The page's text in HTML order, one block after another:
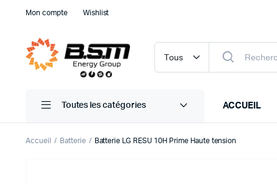
Mon compte Wishlist
Toutes les catégories ACCUEIL
Accueil Batterie Batterie LG RESU 10H Prime Haute tension